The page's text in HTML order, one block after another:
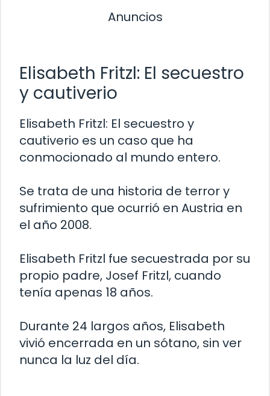
Anuncios
Elisabeth Fritzl: El secuestro
y cautiverio
Elisabeth Fritzl: El secuestro y
cautiverio es un caso que ha
conmocionado al mundo entero.
Se trata de una historia de terror y
sufrimiento que ocurrió en Austria en
el año 2008.
Elisabeth Fritzl fue secuestrada por su
propio padre, Josef Fritzl, cuando
tenía apenas 18 años.
Durante 24 largos años, Elisabeth
vivió encerrada en un sótano, sin ver
nunca la luz del día.